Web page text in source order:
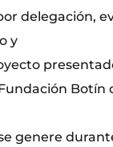
delegación,
y
Botín
genere